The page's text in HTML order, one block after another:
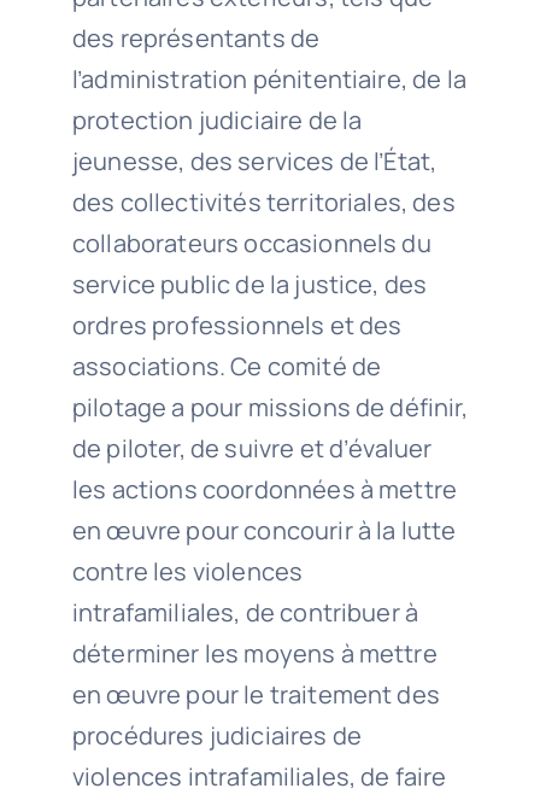
des représentants de
l’administration pénitentiaire, de la
protection judiciaire de la
jeunesse, des services de l’État,
des collectivités territoriales, des
collaborateurs occasionnels du
service public de la justice, des
ordres professionnels et des
associations. Ce comité de
pilotage a pour missions de définir,
de piloter, de suivre et d’évaluer
les actions coordonnées à mettre
en œuvre pour concourir à la lutte
contre les violences
intrafamiliales, de contribuer à
déterminer les moyens à mettre
en œuvre pour le traitement des
procédures judiciaires de
violences intrafamiliales, de faire